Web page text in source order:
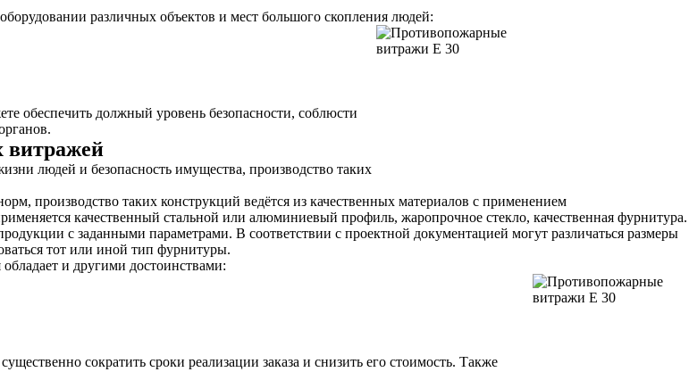
различных объектов и мест большого скопления людей:
обеспечить должный уровень безопасности, соблюсти
витражей
людей и безопасность имущества, производство таких
производство таких конструкций ведётся из качественных материалов с применением
качественный стальной или алюминиевый профиль, жаропрочное стекло, качественная фурнитура.
с заданными параметрами. В соответствии с проектной документацией могут различаться размеры
тот или иной тип фурнитуры.
и другими достоинствами:
сократить сроки реализации заказа и снизить его стоимость. Также